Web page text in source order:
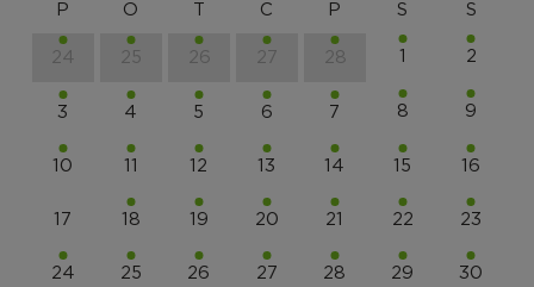
P O C P S S
24 25 26 27 28 1 2
3 4 5 6 7 8 9
10 11 12 13 14 15 16
17 18 19 20 21 22 23
24 25 26 27 28 29 30